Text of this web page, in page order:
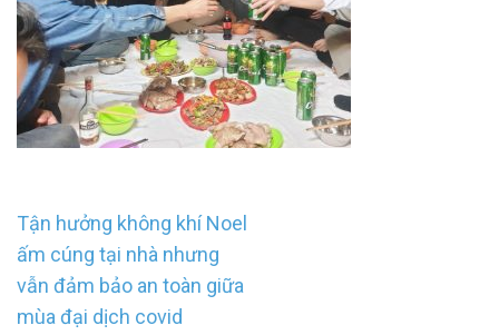
Điều
hướng
bài
viết
Tận hưởng không khí Noel
ấm cúng tại nhà nhưng
vẫn đảm bảo an toàn giữa
mùa đại dịch covid